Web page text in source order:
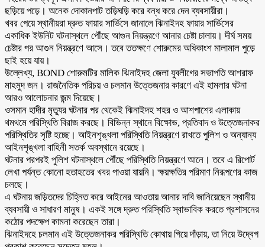
ছড়িয়ে পড়ে। অনেক দোকানপাট তড়িঘড়ি করে বন্ধ করে দেন ব্যবসায়ীরা।
খবর পেয়ে স্থানীয়রা দ্রুত ফায়ার সার্ভিসে জানালে ঝিনাইদহ ফায়ার সার্ভিসের
একাধিক ইউনিট ঘটনাস্থলে পৌঁছে আগুন নিয়ন্ত্রণে আনার চেষ্টা চালায়। দীর্ঘ সময়
চেষ্টার পর আগুন নিয়ন্ত্রণে আসে। তবে ততক্ষণে শোরুমের অধিকাংশ মালামাল পুড়ে
ছাই হয়ে যায়।
উল্লেখ্য, BOND শোরুমটির মালিক ঝিনাইদহ জেলা যুবলীগের সভাপতি আশরাফ
মাহমুদ জন। রাজনৈতিক পরিচয় ও চলমান উত্তেজনার কারণে এই হামলার ঘটনা
আরও আলোচনার জন্ম দিয়েছে।
ওসমান হাদীর মৃত্যুর ঘটনার পর থেকেই ঝিনাইদহ শহর ও আশপাশের এলাকায়
থমথমে পরিস্থিতি বিরাজ করছে। বিভিন্ন স্থানে বিক্ষোভ, প্রতিবাদ ও উত্তেজনাকর
পরিস্থিতির সৃষ্টি হচ্ছে। আইনশৃঙ্খলা পরিস্থিতি নিয়ন্ত্রণে রাখতে পুলিশ ও অন্যান্য
আইনশৃঙ্খলা বাহিনী সতর্ক অবস্থানে রয়েছে।
ঘটনার পরপরই পুলিশ ঘটনাস্থলে পৌঁছে পরিস্থিতি নিয়ন্ত্রণে আনে। তবে এ রিপোর্ট
লেখা পর্যন্ত কোনো হতাহতের খবর পাওয়া যায়নি। ক্ষয়ক্ষতির পরিমাণ নিরূপণের কাজ
চলছে।
এ ঘটনায় জড়িতদের চিহ্নিত করে আইনের আওতায় আনার দাবি জানিয়েছেন স্থানীয়
ব্যবসায়ী ও সাধারণ মানুষ। একই সঙ্গে দ্রুত পরিস্থিতি স্বাভাবিক করতে প্রশাসনের
কঠোর পদক্ষেপ কামনা করেছেন তারা।
ঝিনাইদহে চলমান এই উত্তেজনাকর পরিস্থিতি কোথায় গিয়ে দাঁড়ায়, তা নিয়ে উদ্বেগ